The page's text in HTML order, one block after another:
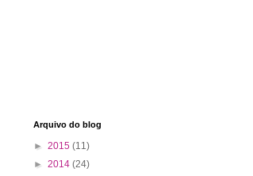
Arquivo do blog
► 2015 (11)
► 2014 (24)